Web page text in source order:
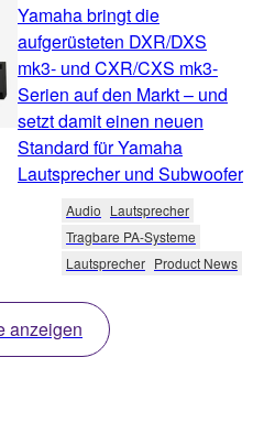
Yamaha bringt die
aufgerüsteten DXR/DXS
mk3- und CXR/CXS mk3-
Serien auf den Markt – und
setzt damit einen neuen
Standard für Yamaha
Lautsprecher und Subwoofer
Audio Lautsprecher
Tragbare PA-Systeme
Lautsprecher Product News
anzeigen